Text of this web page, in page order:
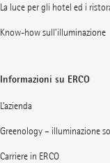
La luce per gli hotel ed i
Know-how sull’illuminazione
Informazioni su ERCO
L’azienda
Greenology – illuminazione
Carriere in ERCO